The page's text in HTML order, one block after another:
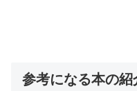
参考になる本の紹